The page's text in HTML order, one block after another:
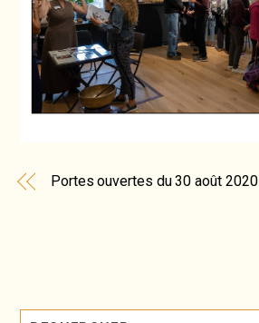
Portes ouvertes du 30 août 2020